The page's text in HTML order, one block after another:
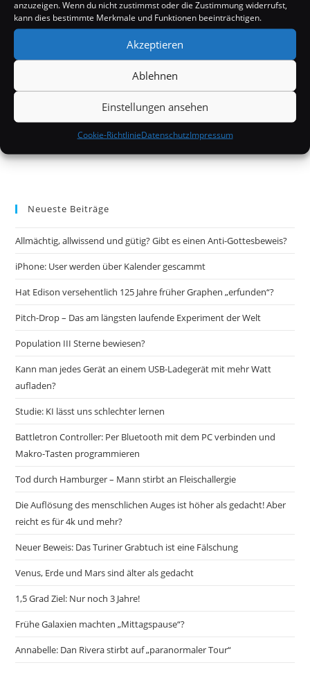
anzuzeigen. Wenn du nicht zustimmst oder die Zustimmung widerrufst,
kann dies bestimmte Merkmale und Funktionen beeinträchtigen.
Akzeptieren
Ablehnen
Einstellungen ansehen
Cookie-RichtlinieDatenschutzImpressum
Neueste Beiträge
Allmächtig, allwissend und gütig? Gibt es einen Anti-Gottesbeweis?
iPhone: User werden über Kalender gescammt
Hat Edison versehentlich 125 Jahre früher Graphen „erfunden“?
Pitch-Drop – Das am längsten laufende Experiment der Welt
Population III Sterne bewiesen?
Kann man jedes Gerät an einem USB-Ladegerät mit mehr Watt
aufladen?
Studie: KI lässt uns schlechter lernen
Battletron Controller: Per Bluetooth mit dem PC verbinden und
Makro-Tasten programmieren
Tod durch Hamburger – Mann stirbt an Fleischallergie
Die Auflösung des menschlichen Auges ist höher als gedacht! Aber
reicht es für 4k und mehr?
Neuer Beweis: Das Turiner Grabtuch ist eine Fälschung
Venus, Erde und Mars sind älter als gedacht
1,5 Grad Ziel: Nur noch 3 Jahre!
Frühe Galaxien machten „Mittagspause“?
Annabelle: Dan Rivera stirbt auf „paranormaler Tour“